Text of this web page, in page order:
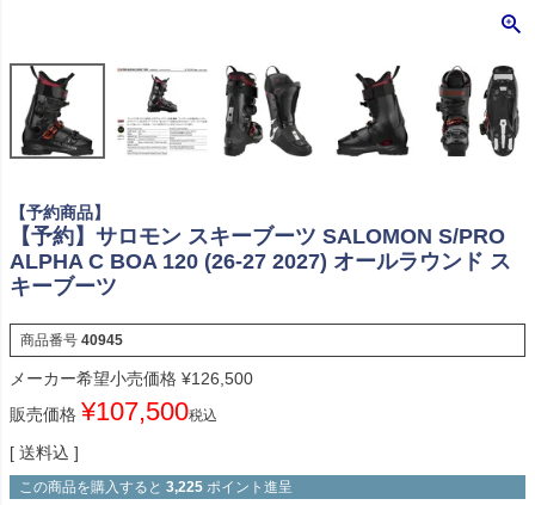
【予約商品】
【予約】サロモン スキーブーツ SALOMON S/PRO
ALPHA C BOA 120 (26-27 2027) オールラウンド ス
キーブーツ
商品番号 40945
メーカー希望小売価格 ¥126,500
販売価格 ¥107,500税込
送料込
この商品を購入すると 3,225 ポイント進呈